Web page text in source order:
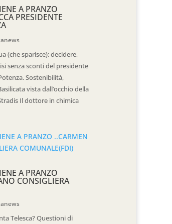
A PRANZO
PRESIDENTE
(che sparisce): decidere,
senza sconti del presidente
Sostenibilità,
vista dall’occhio della
Il dottore in chimica
A PRANZO
CONSIGLIERA
Telesca? Questioni di